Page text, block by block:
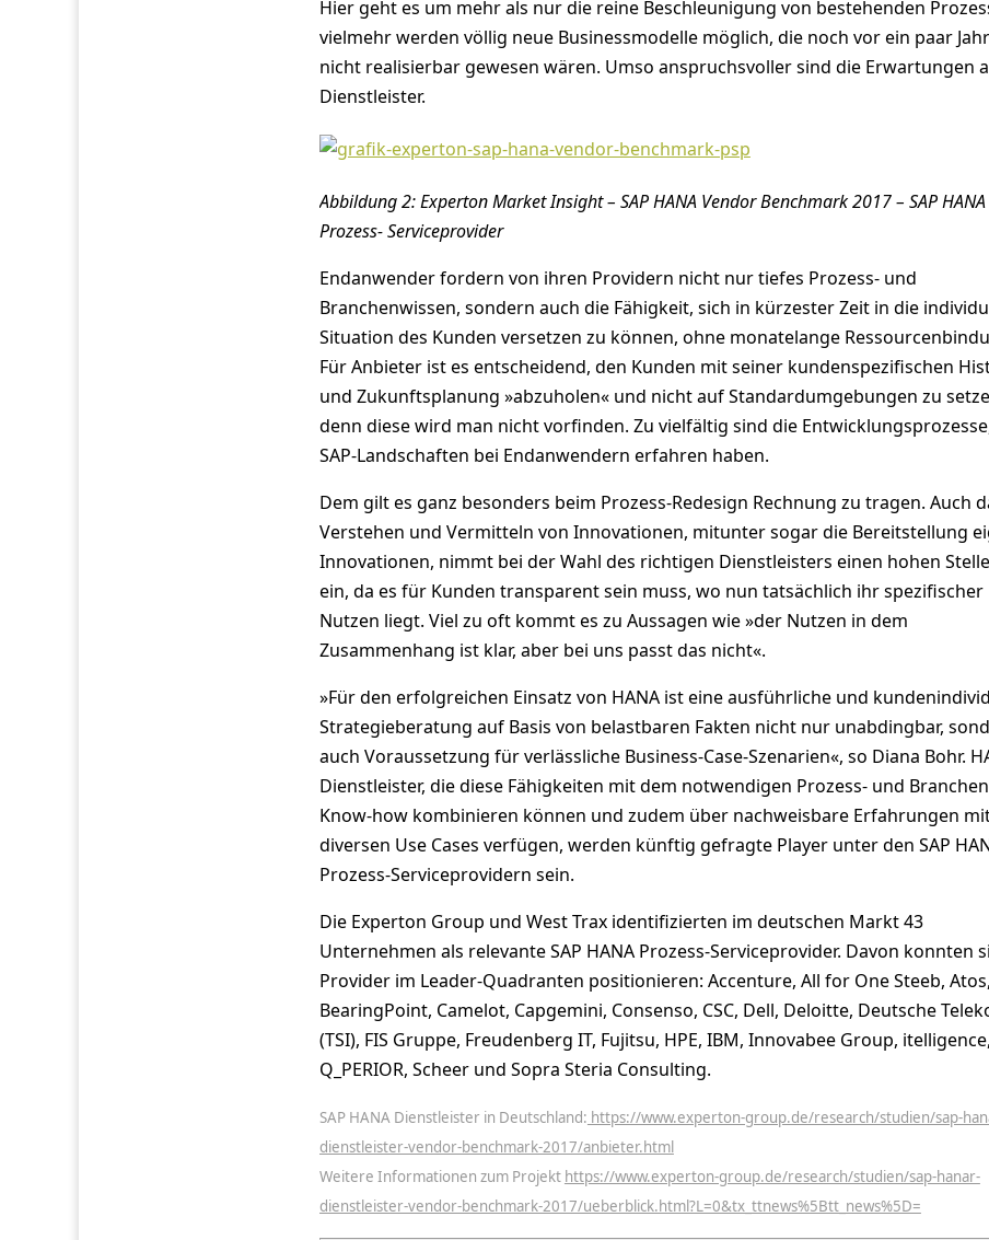
Hier geht es um mehr als nur die reine Beschleunigung von bestehenden
vielmehr werden völlig neue Businessmodelle möglich, die noch vor ein paar
nicht realisierbar gewesen wären. Umso anspruchsvoller sind die Erwartungen
Dienstleister.
Abbildung 2: Experton Market Insight – SAP HANA Vendor Benchmark 2017 – SAP HANA
Prozess- Serviceprovider
Endanwender fordern von ihren Providern nicht nur tiefes Prozess- und
Branchenwissen, sondern auch die Fähigkeit, sich in kürzester Zeit in die
Situation des Kunden versetzen zu können, ohne monatelange
Für Anbieter ist es entscheidend, den Kunden mit seiner kundenspezifischen
und Zukunftsplanung »abzuholen« und nicht auf Standardumgebungen zu
denn diese wird man nicht vorfinden. Zu vielfältig sind die
SAP-Landschaften bei Endanwendern erfahren haben.
Dem gilt es ganz besonders beim Prozess-Redesign Rechnung zu tragen. Auch
Verstehen und Vermitteln von Innovationen, mitunter sogar die Bereitstellung
Innovationen, nimmt bei der Wahl des richtigen Dienstleisters einen hohen
ein, da es für Kunden transparent sein muss, wo nun tatsächlich ihr spezifischer
Nutzen liegt. Viel zu oft kommt es zu Aussagen wie »der Nutzen in dem
Zusammenhang ist klar, aber bei uns passt das nicht«.
»Für den erfolgreichen Einsatz von HANA ist eine ausführliche und
Strategieberatung auf Basis von belastbaren Fakten nicht nur unabdingbar,
auch Voraussetzung für verlässliche Business-Case-Szenarien«, so Diana Bohr.
Dienstleister, die diese Fähigkeiten mit dem notwendigen Prozess- und
Know-how kombinieren können und zudem über nachweisbare Erfahrungen
diversen Use Cases verfügen, werden künftig gefragte Player unter den SAP
Prozess-Serviceprovidern sein.
Die Experton Group und West Trax identifizierten im deutschen Markt 43
Unternehmen als relevante SAP HANA Prozess-Serviceprovider. Davon konnten
Provider im Leader-Quadranten positionieren: Accenture, All for One Steeb, Atos,
BearingPoint, Camelot, Capgemini, Consenso, CSC, Dell, Deloitte, Deutsche
(TSI), FIS Gruppe, Freudenberg IT, Fujitsu, HPE, IBM, Innovabee Group,
Q_PERIOR, Scheer und Sopra Steria Consulting.
SAP HANA Dienstleister in Deutschland: https://www.experton-group.de/research/studien/sap-
dienstleister-vendor-benchmark-2017/anbieter.html
Weitere Informationen zum Projekt https://www.experton-group.de/research/studien/sap-hanar-
dienstleister-vendor-benchmark-2017/ueberblick.html?L=0&tx_ttnews%5Btt_news%5D=